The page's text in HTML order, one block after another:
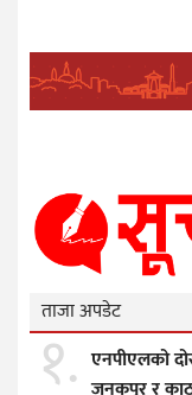
ताजा अपडेट
१. एनपीएलको